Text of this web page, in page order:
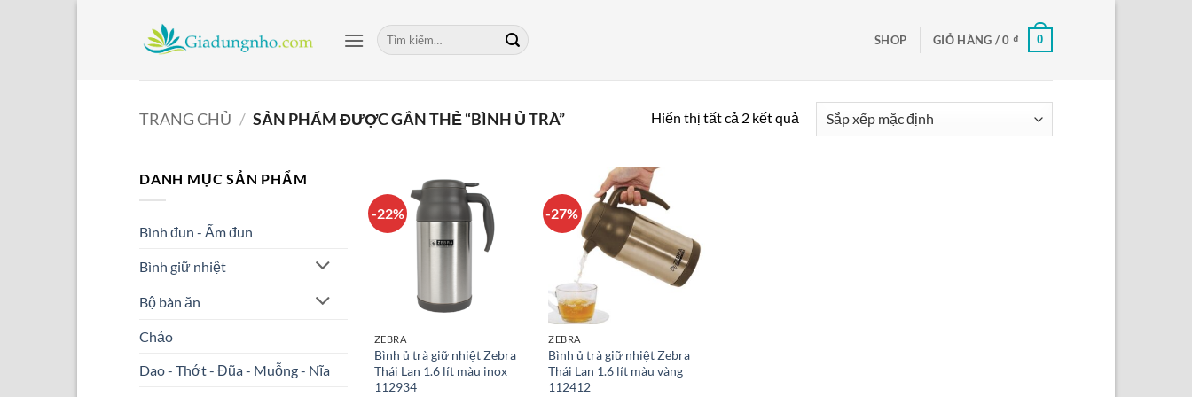
Tìm
kiếm:
SHOP GIỎ HÀNG /0 ₫ 0
TRANG CHỦ / SẢN PHẨM ĐƯỢC GẮN THẺ “BÌNH Ủ TRÀ” Hiển thị tất cả 2 kết quả
DANH MỤC SẢN PHẨM
Bình đun - Ấm đun
Bình giữ nhiệt
Bộ bàn ăn
Chảo
Dao - Thớt - Đũa - Muỗng - Nĩa
-22%
ZEBRA
Bình ủ trà giữ nhiệt Zebra
Thái Lan 1.6 lít màu inox
112934
-27%
ZEBRA
Bình ủ trà giữ nhiệt Zebra
Thái Lan 1.6 lít màu vàng
112412